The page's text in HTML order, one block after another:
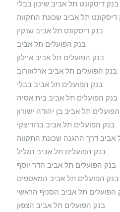
בנק דיסקונט תל אביב שיכון בבלי
דיסקונט תל אביב שכונת התקווה
בנק דיסקונט תל אביב שנקין
בנק הפועלים תל אביב
בנק הפועלים תל אביב איילון
בנק הפועלים תל אביב ארלוזורוב
בנק הפועלים תל אביב בבלי
בנק הפועלים תל אביב בית אסיה
תל אביב בן יהודה ישורון
בנק הפועלים תל אביב ברודיצקי
אביב דרך ההגנה שכונת התקווה
בנק הפועלים תל אביב הגליל
בנק הפועלים תל אביב הדר יוסף
בנק הפועלים תל אביב המאספים
הפועלים תל אביב הסניף הראשי
בנק הפועלים תל אביב הצפון